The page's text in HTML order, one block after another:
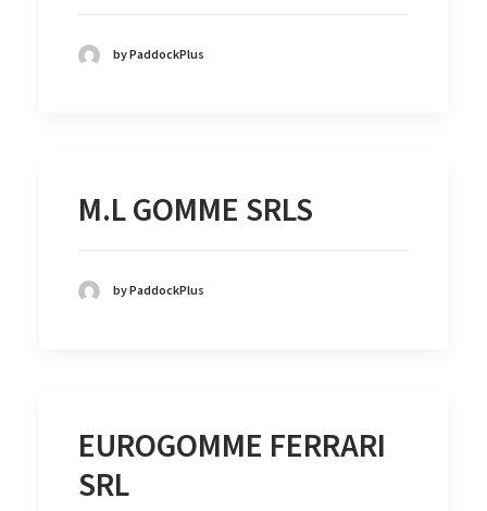
by PaddockPlus
M.L GOMME SRLS
by PaddockPlus
EUROGOMME FERRARI
SRL